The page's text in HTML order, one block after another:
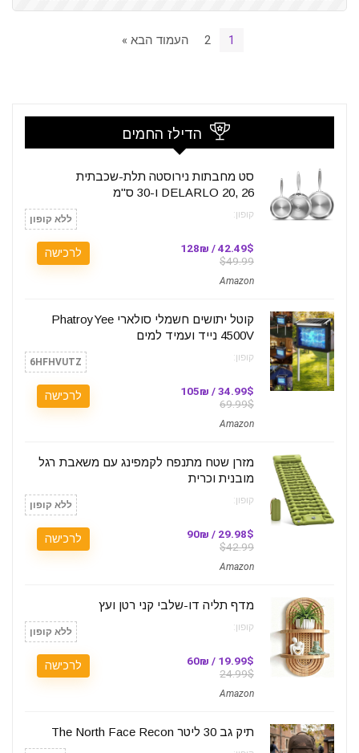
1
2 העמוד הבא »
הדילז החמים
סט מחבתות נירוסטה תלת-שכבתית
DELARLO 20, 26 ו-30 ס"מ
קופון: ללא קופון
42.49$ / 128₪
$49.99
Amazon
לרכישה
קוטל יתושים חשמלי סולארי PhatroyYee
4500V נייד ועמיד למים
קופון: 6HFHVUTZ
34.99$ / 105₪
69.99$
Amazon
לרכישה
מזרן שטח מתנפח לקמפינג עם משאבת רגל
מובנית וכרית
קופון: ללא קופון
29.98$ / 90₪
$42.99
Amazon
לרכישה
מדף תליה דו-שלבי קני רטן ועץ
קופון: ללא קופון
19.99$ / 60₪
24.99$
Amazon
לרכישה
תיק גב 30 ליטר The North Face Recon